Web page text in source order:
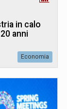
in calo
anni
Economia